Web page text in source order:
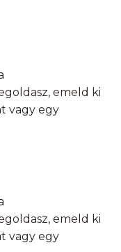
emeld ki
vagy egy
emeld ki
vagy egy